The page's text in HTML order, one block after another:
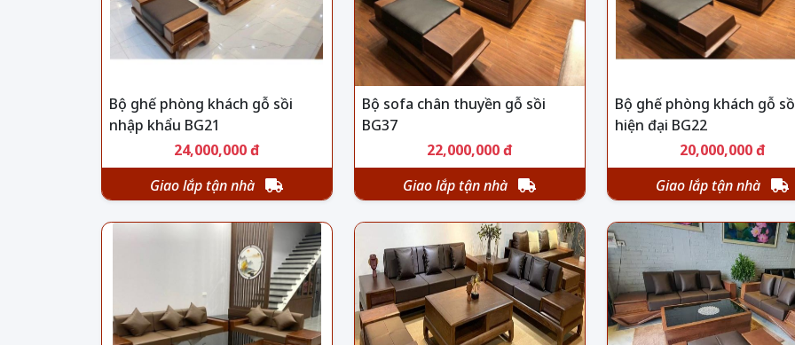
Bộ ghế phòng khách gỗ sồi
nhập khẩu BG21
24,000,000 đ
Giao lắp tận nhà
Bộ sofa chân thuyền gỗ sồi
BG37
22,000,000 đ
Giao lắp tận nhà
Bộ ghế phòng khách gỗ
hiện đại BG22
20,000,000 đ
Giao lắp tận nhà